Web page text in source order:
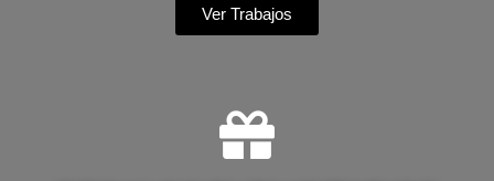
Ver Trabajos